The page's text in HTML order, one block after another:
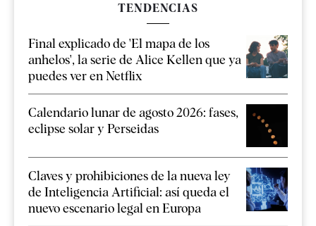
TENDENCIAS
Final explicado de 'El mapa de los
anhelos', la serie de Alice Kellen que ya
puedes ver en Netflix
Calendario lunar de agosto 2026: fases,
eclipse solar y Perseidas
Claves y prohibiciones de la nueva ley
de Inteligencia Artificial: así queda el
nuevo escenario legal en Europa